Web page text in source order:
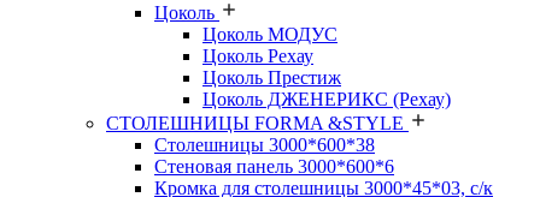
Цоколь
Цоколь МОДУС
Цоколь Рехау
Цоколь Престиж
Цоколь ДЖЕНЕРИКС (Рехау)
СТОЛЕШНИЦЫ FORMA &STYLE
Столешницы 3000*600*38
Стеновая панель 3000*600*6
Кромка для столешницы 3000*45*03, с/к